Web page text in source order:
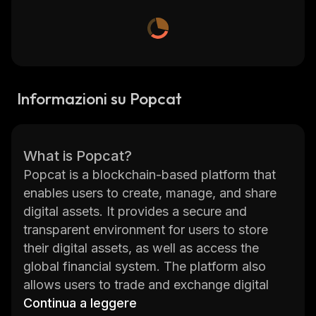
Informazioni su Popcat
What is Popcat?
Popcat is a blockchain-based platform that
enables users to create, manage, and share
digital assets. It provides a secure and
transparent environment for users to store
their digital assets, as well as access the
global financial system. The platform also
allows users to trade and exchange digital
assets with each other in a secure manner.
Continua a leggere